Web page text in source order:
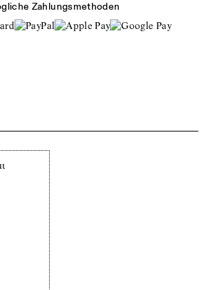
Zahlungsmethoden